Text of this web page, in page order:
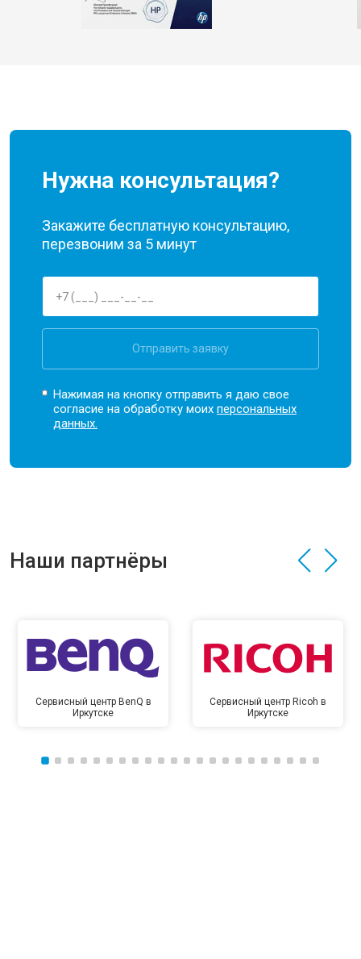
Нужна консультация?
Закажите бесплатную консультацию,
перезвоним за 5 минут
Отправить заявку
Нажимая на кнопку отправить я даю свое
согласие на обработку моихперсональных
данных.
Наши партнёры
Сервисный центр BenQ в
Иркутске
Сервисный центр Ricoh в
Иркутске